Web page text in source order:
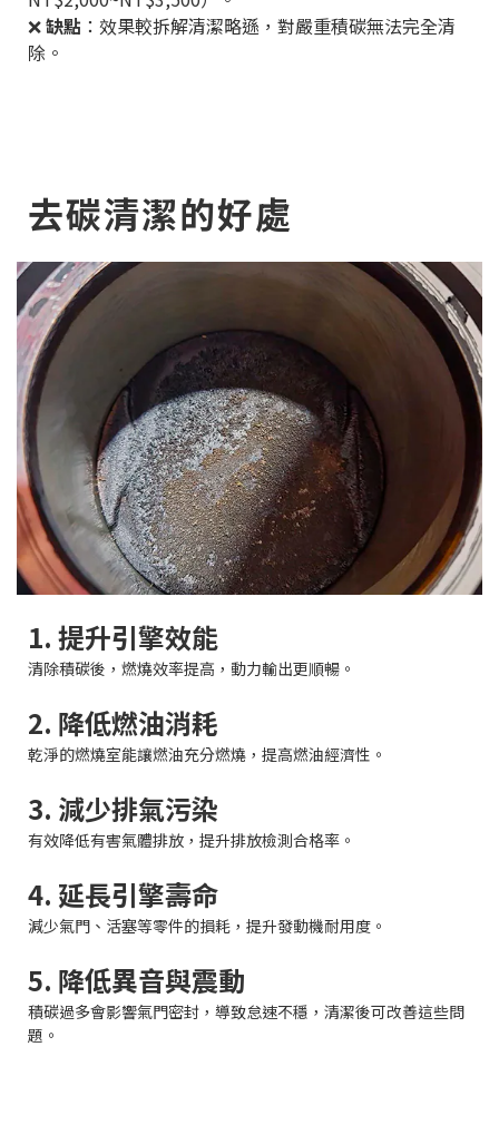
❌缺點 ：效果較拆解清潔略遜，對嚴重積碳無法完全清
除。
去碳清潔的好處
1. 提升引擎效能
清除積碳後，燃燒效率提高，動力輸出更順暢。
2. 降低燃油消耗
乾淨的燃燒室能讓燃油充分燃燒，提高燃油經濟性。
3. 減少排氣污染
有效降低有害氣體排放，提升排放檢測合格率。
4. 延長引擎壽命
減少氣門、活塞等零件的損耗，提升發動機耐用度。
5. 降低異音與震動
積碳過多會影響氣門密封，導致怠速不穩，清潔後可改善這些問
題。